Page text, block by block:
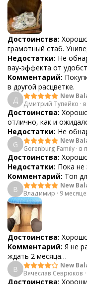
Достоинства:
грамотный стаб.
Недостатки: Не
вау-эффекта от
Комментарий:
в другой расцветке.
Д
New
Дмитрий Тупейко ·
Достоинства:
отлично, как и
Недостатки: Не
G
New
Gorenburg Family · в
Достоинства:
Недостатки: Пока не
Комментарий: Топ
В
New
Владимир · 9
Достоинства:
Комментарий: Я не
ждать 2 месяца…
В
New
Вячеслав Севрюков ·
Достоинства: